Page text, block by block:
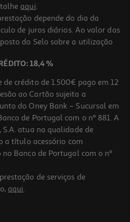
aqui.
depende do dia da
de juros diários. Ao valor das
do Selo sobre a utilização
18,4 %
crédito de 1.500€ pago em 12
ao Cartão sujeita a
do Oney Bank – Sucursal em
de Portugal com o nº 881. A
atua na qualidade de
a título acessório com
Banco de Portugal com o nº
de serviços de
aqui.